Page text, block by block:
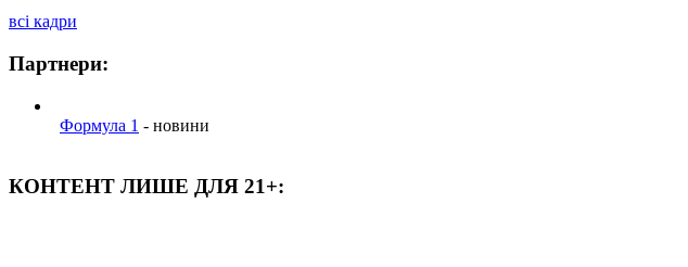
всі кадри
Партнери:
Формула 1 - новини
КОНТЕНТ ЛИШЕ ДЛЯ 21+: